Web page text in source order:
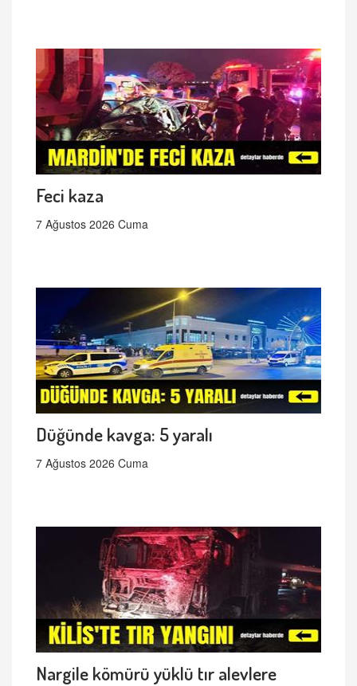
Feci kaza
7 Ağustos 2026 Cuma
Düğünde kavga: 5 yaralı
7 Ağustos 2026 Cuma
Nargile kömürü yüklü tır alevlere